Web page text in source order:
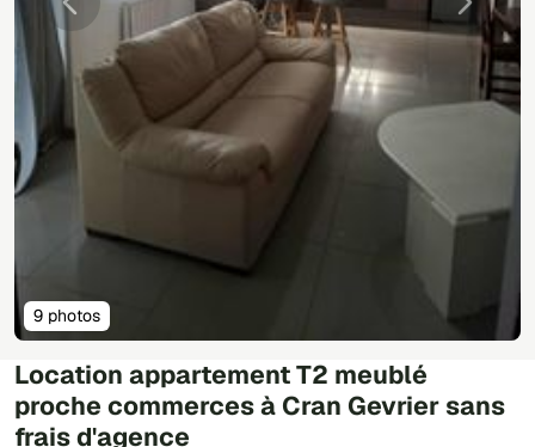
Location appartement T2 meublé
proche commerces à Cran Gevrier sans
frais d'agence
Précédente
9 photos